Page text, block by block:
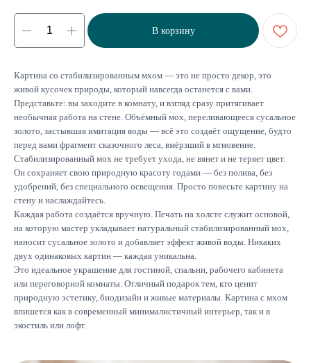
В корзину
Картина со стабилизированным мхом — это не просто декор, это
живой кусочек природы, который навсегда останется с вами.
Представьте: вы заходите в комнату, и взгляд сразу притягивает
необычная работа на стене. Объёмный мох, переливающееся сусальное
золото, застывшая имитация воды — всё это создаёт ощущение, будто
перед вами фрагмент сказочного леса, вмёрзший в мгновение.
Стабилизированный мох не требует ухода, не вянет и не теряет цвет.
Он сохраняет свою природную красоту годами — без полива, без
удобрений, без специального освещения. Просто повесьте картину на
стену и наслаждайтесь.
Каждая работа создаётся вручную. Печать на холсте служит основой,
на которую мастер укладывает натуральный стабилизированный мох,
наносит сусальное золото и добавляет эффект живой воды. Никаких
двух одинаковых картин — каждая уникальна.
Это идеальное украшение для гостиной, спальни, рабочего кабинета
или переговорной комнаты. Отличный подарок тем, кто ценит
природную эстетику, биодизайн и живые материалы. Картина с мхом
впишется как в современный минималистичный интерьер, так и в
экостиль или лофт.